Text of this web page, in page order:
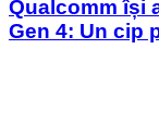
Qualcomm își
Gen 4: Un cip